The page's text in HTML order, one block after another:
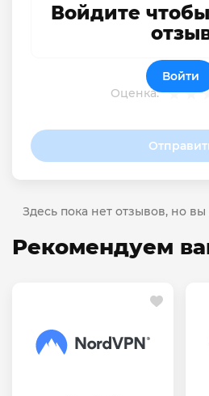
Оценка:
Войдите
Войти
Здесь пока нет отзывов, но
Рекомендуем